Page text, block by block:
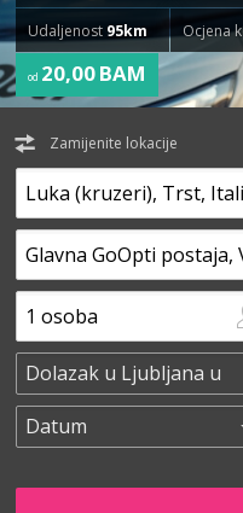
Udaljenost 95km Ocjena
od 20,00 BAM
Zamijenite lokacije